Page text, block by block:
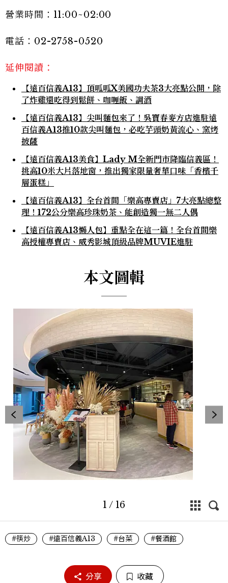
營業時間：11:00~02:00
電話：02-2758-0520
延伸閱讀：
【遠百信義A13】頂呱呱X美國功夫茶3大亮點公開，除
了炸雞還吃得到鬆餅、咖喱飯、調酒
【遠百信義A13】尖叫麵包來了！吳寶春麥方店進駐遠
百信義A13推10款尖叫麵包，必吃芋頭奶黃流心、窯烤
披薩
【遠百信義A13美食】Lady M全新門市降臨信義區！
挑高10米大片落地窗，推出獨家限量奢華口味「香檳千
層蛋糕」
【遠百信義A13】全台首間「樂高專賣店」7大亮點總整
理！172公分樂高珍珠奶茶、能創造獨一無二人偶
【遠百信義A13懶人包】重點全在這一篇！全台首間樂
高授權專賣店、威秀影城頂級品牌MUVIE進駐
本文圖輯
1 / 16
#筷炒 #遠百信義A13 #台菜 #餐酒館
分享 收藏